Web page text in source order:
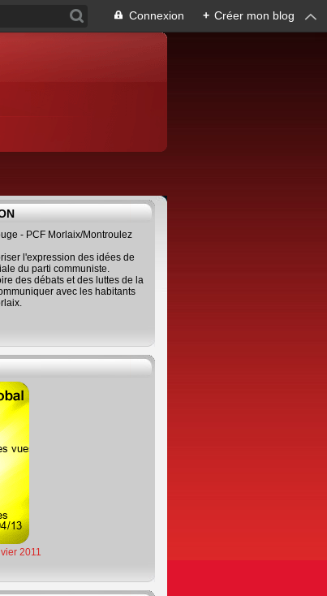
Connexion + Créer mon blog
- PCF Morlaix/Montroulez
l'expression des idées de
du parti communiste.
des débats et des luttes de la
avec les habitants
2011